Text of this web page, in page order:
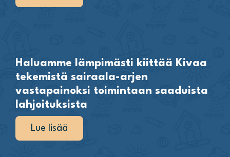
Haluamme lämpimästi kiittää Kivaa
tekemistä sairaala-arjen
vastapainoksi toimintaan saaduista
lahjoituksista
Lue lisää